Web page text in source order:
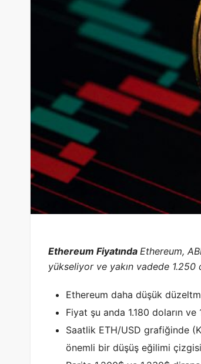
Ethereum Fiyatında Ethereum,
yükseliyor ve yakın vadede
Ethereum daha düşük
Fiyat şu anda 1.180 doların
Saatlik ETH/USD grafiğinde
önemli bir düşüş eğilimi